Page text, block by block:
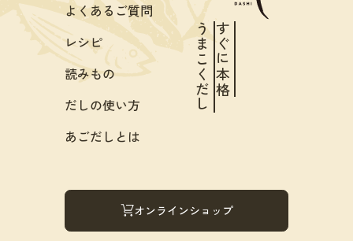
すぐに本格
うまこくだし
よくあるご質問
レシピ
読みもの
だしの使い方
あごだしとは
オンラインショップ